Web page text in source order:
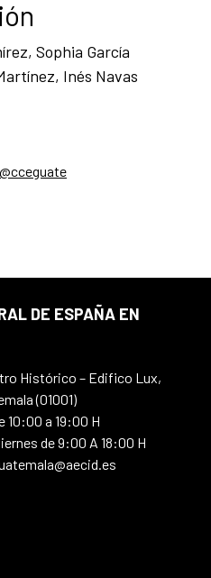
Sophia García
Inés Navas
@cceguate
DE ESPAÑA EN
Histórico – Edifico Lux,
(01001)
10:00 a 19:00 H
de 9:00 A 18:00 H